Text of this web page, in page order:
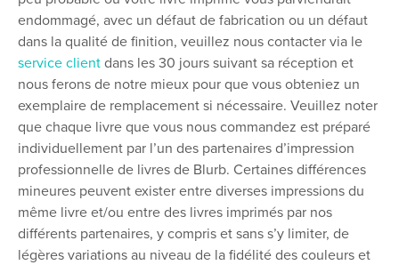
endommagé, avec un défaut de fabrication ou un défaut
dans la qualité de finition, veuillez nous contacter via le
service client dans les 30 jours suivant sa réception et
nous ferons de notre mieux pour que vous obteniez un
exemplaire de remplacement si nécessaire. Veuillez noter
que chaque livre que vous nous commandez est préparé
individuellement par l’un des partenaires d’impression
professionnelle de livres de Blurb. Certaines différences
mineures peuvent exister entre diverses impressions du
même livre et/ou entre des livres imprimés par nos
différents partenaires, y compris et sans s’y limiter, de
légères variations au niveau de la fidélité des couleurs et